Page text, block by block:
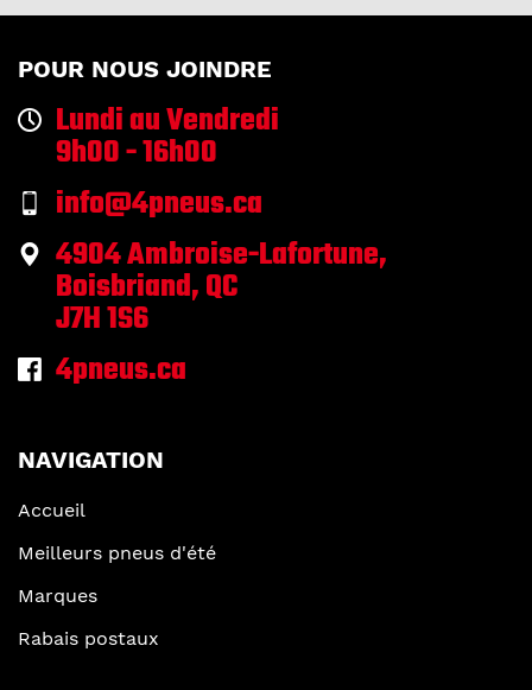
POUR NOUS JOINDRE
Lundi au Vendredi
9h00 - 16h00
info@4pneus.ca
4904 Ambroise-Lafortune,
Boisbriand, QC
J7H 1S6
4pneus.ca
NAVIGATION
Accueil
Meilleurs pneus d'été
Marques
Rabais postaux